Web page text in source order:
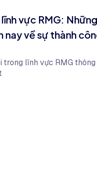
vực RMG:
nay về sự thành
lĩnh vực RMG